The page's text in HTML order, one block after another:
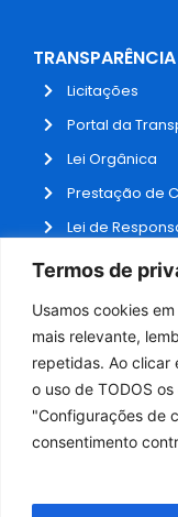
Termos de
Usamos cookies
mais relevante,
repetidas. Ao clicar
o uso de TODOS
"Configurações de
consentimento
TRANSPARÊNCIA
Licitações
Portal da
Lei Orgânica
Prestação de
Lei de
Receitas e
Fale Conosco
Webmail